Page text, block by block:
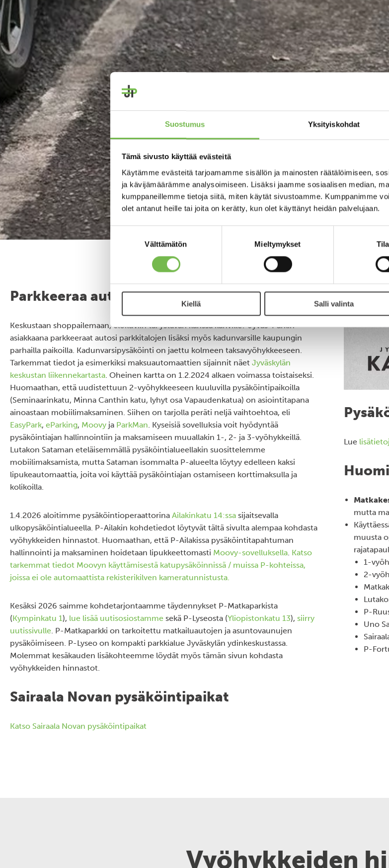
Suostumus Yksityiskohdat
Tämä sivusto käyttää evästeitä
Käytämme evästeitä tarjoamamme sisällön ja mainosten räätälöimiseen,
ja kävijämäärämme analysoimiseen. Lisäksi jaamme sosiaalisen median,
kumppaneillemme tietoja siitä, miten käytät sivustoamme. Kumppanimme
olet antanut heille tai joita on kerätty, kun olet käyttänyt heidän palvelujaan.
Välttämätön Mieltymykset
Kiellä Salli valinta
Parkkeeraa auto helposti elämysten äärelle.
Keskustaan shoppailemaan, elokuviin tai ystävän kanssa kahville? Jyväs-Parkin
asiakkaana parkkeeraat autosi parkkitalojen lisäksi myös kadunvarsille kaupungin
parhailla paikoilla. Kadunvarsipysäköinti on jaettu kolmeen taksavyöhykkeeseen.
Tarkemmat tiedot ja esimerkiksi maksuautomaattien sijainnit näet Jyväskylän
keskustan liikennekartasta. Oheinen kartta on 1.2.2024 alkaen voimassa toistaiseksi.
Huomaathan, että uudistettuun 2-vyöhykkeeseen kuuluvilla pysäköintipaikoilla
(Seminaarinkatu, Minna Canthin katu, lyhyt osa Vapaudenkatua) on asiointitapana
ainoastaan mobiilimaksaminen. Siihen on tarjolla peräti neljä vaihtoehtoa, eli
EasyPark, eParking, Moovy ja ParkMan. Kyseisiä sovelluksia voit hyödyntää
pysäköintiajan hallinnointiin ja maksamiseen muuallakin 1-, 2- ja 3-vyöhykkeillä.
Lutakon Sataman eteläisemmällä pysäköintialueellakin suosittelemme
mobiilimaksamista, mutta Sataman isommalta P-alueelta löytyy edelleen kaksi
lipukeautomaattia, joita voi käyttää pysäköintiajan ostamiseen korttimaksulla ja
kolikoilla.
1.4.2026 aloitimme pysäköintioperaattorina Ailakinkatu 14:ssa sijaitsevalla
ulkopysäköintialueella. P-Ailakin kohdetiedot löytyvät tältä sivulta alempaa kohdasta
vyöhykkeiden hinnastot. Huomaathan, että P-Ailakissa pysäköintitapahtuman
hallinnointi ja maksaminen hoidetaan lipukkeettomasti Moovy-sovelluksella. Katso
tarkemmat tiedot Moovyn käyttämisestä katupysäköinnissä / muissa P-kohteissa,
joissa ei ole automaattista rekisterikilven kameratunnistusta.
Kesäksi 2026 saimme kohdetarjontaamme täydennykset P-Matkaparkista
(Kympinkatu 1), lue lisää uutisosiostamme sekä P-Lyseosta (Yliopistonkatu 13), siirry
uutissivulle. P-Matkaparkki on tarkoitettu matkailuautojen ja asuntovaunujen
pysäköimiseen. P-Lyseo on kompakti parkkialue Jyväskylän ydinkeskustassa.
Molemmat kesäkauden lisäkohteemme löydät myös tämän sivun kohdasta
vyöhykkeiden hinnastot.
Sairaala Novan pysäköintipaikat
Katso Sairaala Novan pysäköintipaikat
Lue
mutta
muusta
1-
2-
P-
Uno
P-
Vyöhykkeiden